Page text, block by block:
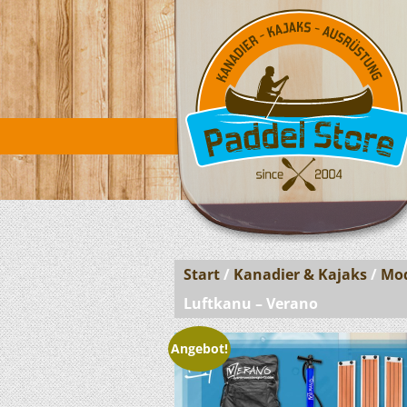
Start/ Kanadier & Kajaks/
Luftkanu – Verano
Angebot!